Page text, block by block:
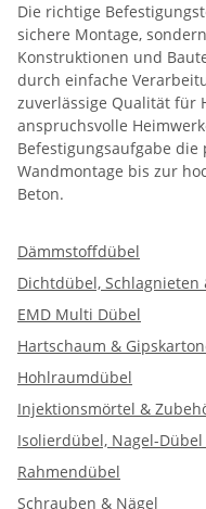
Die richtige
sichere Montage,
Konstruktionen und
durch einfache
zuverlässige Qualität für
anspruchsvolle
Befestigungsaufgabe die
Wandmontage bis zur
Beton.
Dämmstoffdübel
Dichtdübel, Schlagnieten
EMD Multi Dübel
Hartschaum &
Hohlraumdübel
Injektionsmörtel &
Isolierdübel, Nagel-Dübel
Rahmendübel
Schrauben & Nägel